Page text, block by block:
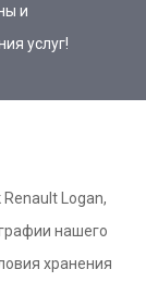
и
услуг!
Logan,
нашего
хранения